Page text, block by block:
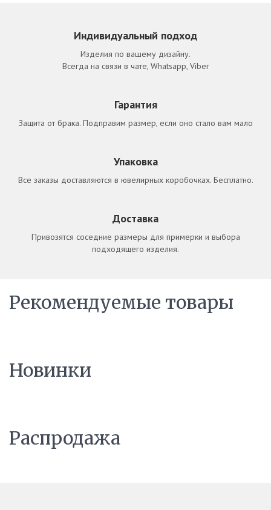
Индивидуальный подход
Изделия по вашему дизайну.
Всегда на связи в чате, Whatsapp, Viber
Гарантия
Защита от брака. Подправим размер, если оно стало вам мало
Упаковка
Все заказы доставляются в ювелирных коробочках. Бесплатно.
Доставка
Привозятся соседние размеры для примерки и выбора
подходящего изделия.
Рекомендуемые товары
Новинки
Распродажа